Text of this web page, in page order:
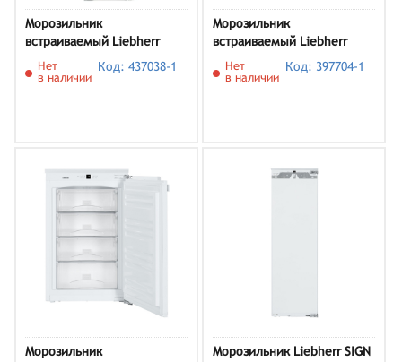
Морозильник
встраиваемый Liebherr
SIGN 3524
Нет
в наличии
Код: 437038-1
Морозильник
встраиваемый Liebherr
SIGN 3576
Нет
в наличии
Код: 397704-1
Морозильник
Морозильник Liebherr SIGN